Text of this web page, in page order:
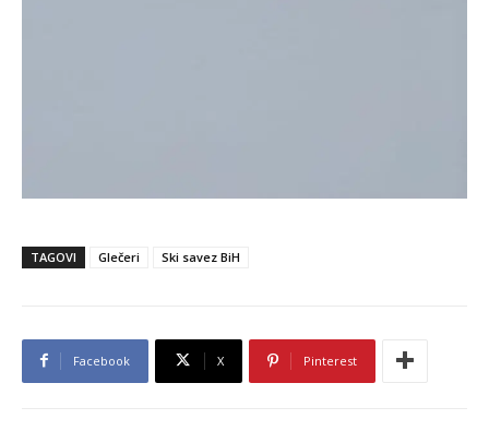
TAGOVI Glečeri Ski savez BiH
Facebook X Pinterest